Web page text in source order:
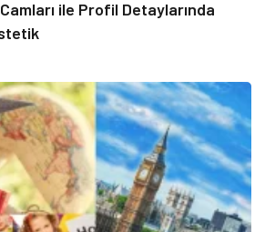
ile Profil Detaylarında